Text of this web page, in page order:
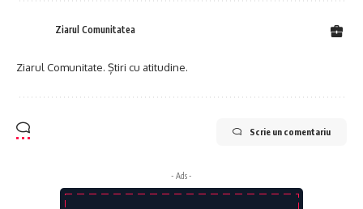
Ziarul Comunitatea
Ziarul Comunitate. Știri cu atitudine.
Scrie un comentariu
- Ads -